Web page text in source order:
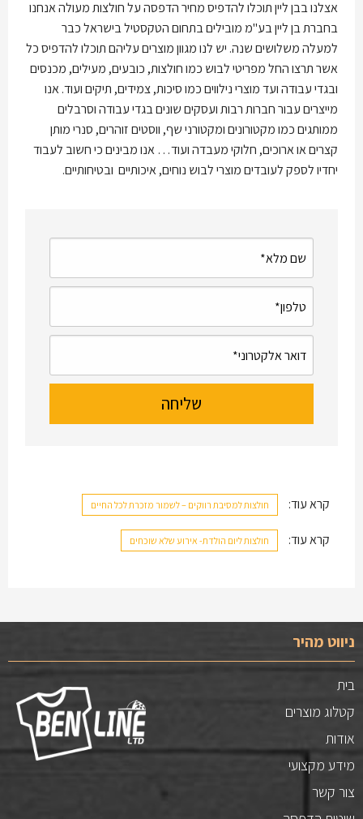
אצלנו בבן ליין תוכלו להדפיסמחיר הדפסה על חולצות מעולה אנחנו
בחברת בן ליין בע"מ מובילים בתחום הטקסטיל בישראל כבר
למעלה משלושים שנה. יש לנו מגוון מוצרים עליהם תוכלו להדפיס כל
אשר תרצו החל מפריטי לבוש כמו חולצות, כובעים, מעילים, מכנסים
ובגדי עבודה ועד מוצרי נילווים כמו סיכות, צמידים, תיקים ועוד. אנו
מייצרים עבור חברות רבות ועסקים שונים בגדי עבודה וסרבלים
ממותגים כמו מקטורונים ומקטורני שף, ווסטים זוהרים, סנרי מותן
קצרים או ארוכים, חלוקי מעבדה ועוד… אנו מבינים כי חשוב לעבוד
יחדיו לספק לעובדים מוצרי לבוש נוחים, איכותיים ובטיחותיים.
קרא עוד: חולצות למסיבת רווקים – לשמור מזכרת לכל החיים
קרא עוד: חולצות ליום הולדת- אירוע שלא שוכחים
ניווט מהיר
בית
קטלוג מוצרים
אודות
מידע מקצועי
צור קשר